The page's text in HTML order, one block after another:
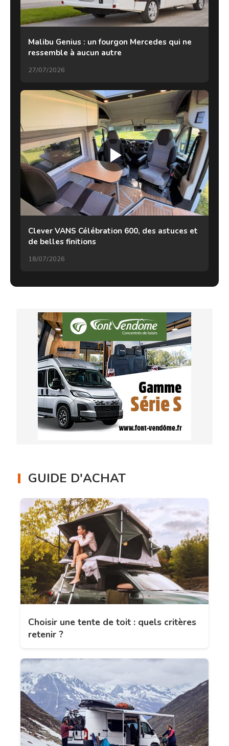
Malibu Genius : un fourgon Mercedes qui ne
ressemble à aucun autre
27/07/2026
Clever VANS Célébration 600, des astuces et
de belles finitions
18/07/2026
GUIDE D'ACHAT
Choisir une tente de toit : quels critères
retenir ?